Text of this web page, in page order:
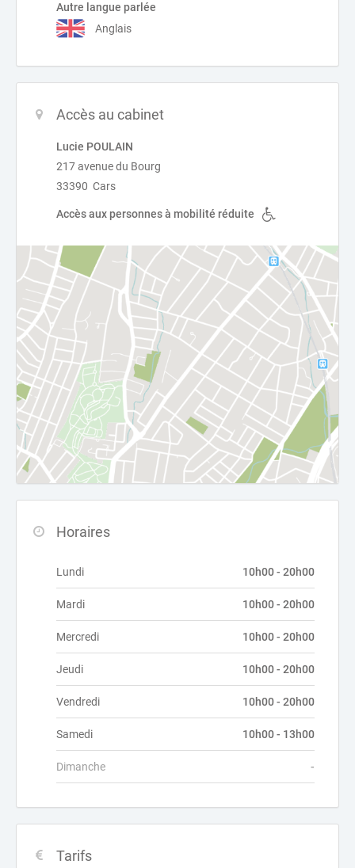
Autre langue parlée
Anglais
Accès au cabinet
Lucie POULAIN
217 avenue du Bourg
33390 Cars
Accès aux personnes à mobilité réduite
Horaires
Lundi 10h00 - 20h00
Mardi 10h00 - 20h00
Mercredi 10h00 - 20h00
Jeudi 10h00 - 20h00
Vendredi 10h00 - 20h00
Samedi 10h00 - 13h00
Dimanche -
Tarifs